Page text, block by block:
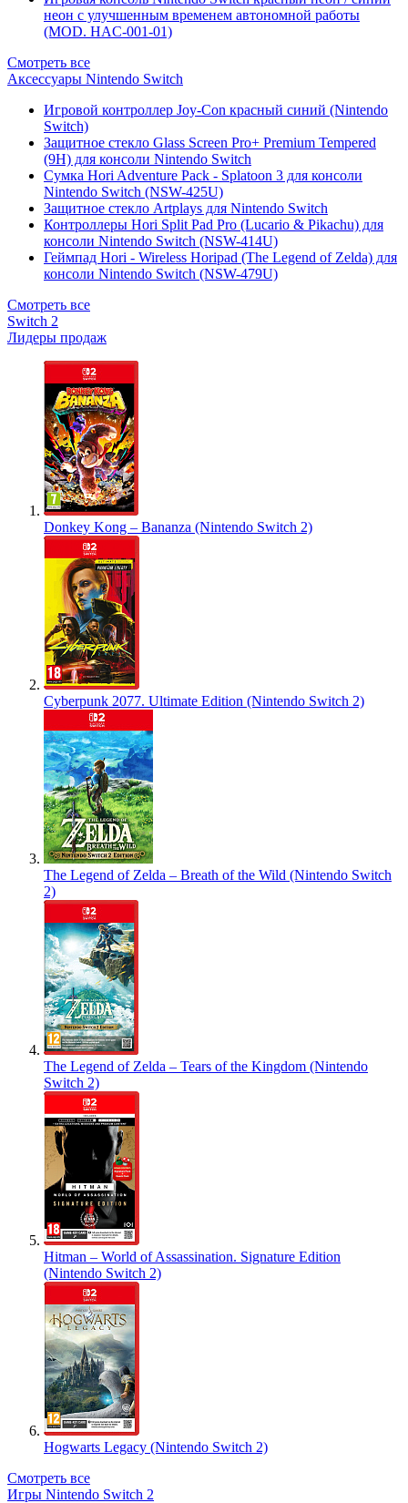
неон с улучшенным временем автономной работы
(MOD. HAC-001-01)
Смотреть все
Аксессуары Nintendo Switch
Игровой контроллер Joy-Con красный синий (Nintendo
Switch)
Защитное стекло Glass Screen Pro+ Premium Tempered
(9H) для консоли Nintendo Switch
Сумка Hori Adventure Pack - Splatoon 3 для консоли
Nintendo Switch (NSW-425U)
Защитное стекло Artplays для Nintendo Switch
Контроллеры Hori Split Pad Pro (Lucario & Pikachu) для
консоли Nintendo Switch (NSW-414U)
Геймпад Hori - Wireless Horipad (The Legend of Zelda) для
консоли Nintendo Switch (NSW-479U)
Смотреть все
Switch 2
Лидеры продаж
Donkey Kong – Bananza (Nintendo Switch 2)
Cyberpunk 2077. Ultimate Edition (Nintendo Switch 2)
The Legend of Zelda – Breath of the Wild (Nintendo Switch
2)
The Legend of Zelda – Tears of the Kingdom (Nintendo
Switch 2)
Hitman – World of Assassination. Signature Edition
(Nintendo Switch 2)
Hogwarts Legacy (Nintendo Switch 2)
Смотреть все
Игры Nintendo Switch 2